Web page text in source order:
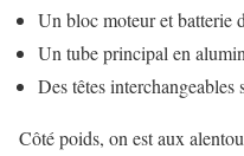
Un bloc moteur et batterie
Un tube principal en
Des têtes interchangeables
Côté poids, on est aux